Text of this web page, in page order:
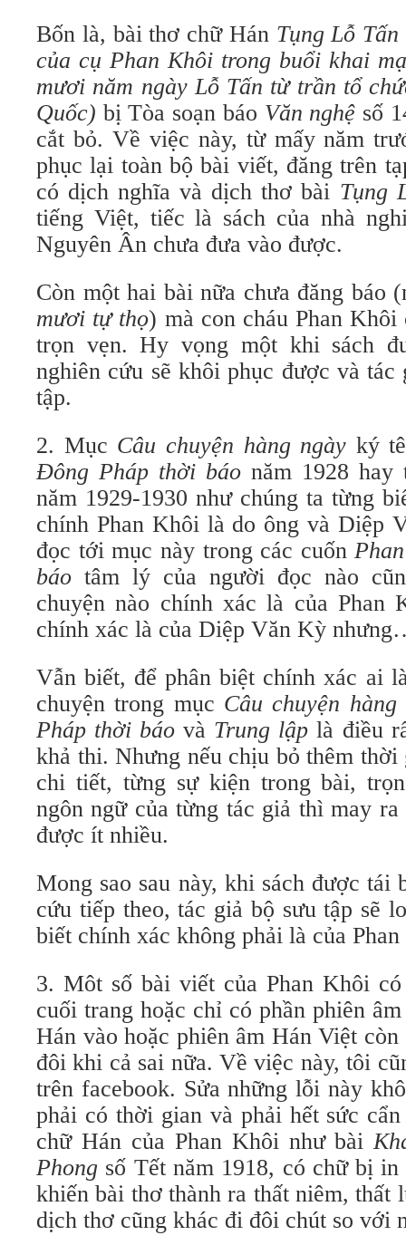
Bốn là, bài thơ chữ Hán Tụng Lỗ Tấn
của cụ Phan Khôi trong buổi khai
mươi năm ngày Lỗ Tấn từ trần tổ
Quốc) bị Tòa soạn báo Văn nghệ số
cắt bỏ. Về việc này, từ mấy năm
phục lại toàn bộ bài viết, đăng trên
có dịch nghĩa và dịch thơ bài Tụng
tiếng Việt, tiếc là sách của nhà
Nguyên Ân chưa đưa vào được.
Còn một hai bài nữa chưa đăng báo
mươi tự thọ) mà con cháu Phan
trọn vẹn. Hy vọng một khi sách
nghiên cứu sẽ khôi phục được và tác
tập.
2. Mục Câu chuyện hàng ngày ký
Đông Pháp thời báo năm 1928
năm 1929-1930 như chúng ta từng
chính Phan Khôi là do ông và Diệp
đọc tới mục này trong các cuốn
báo tâm lý của người đọc nào
chuyện nào chính xác là của Phan
chính xác là của Diệp Văn Kỳ
Vẫn biết, để phân biệt chính xác ai
chuyện trong mục Câu chuyện hàng
Pháp thời báo và Trung lập là điều
khả thi. Nhưng nếu chịu bỏ thêm
chi tiết, từng sự kiện trong bài,
ngôn ngữ của từng tác giả thì may
được ít nhiều.
Mong sao sau này, khi sách được tái
cứu tiếp theo, tác giả bộ sưu tập sẽ
biết chính xác không phải là của
3. Môt số bài viết của Phan Khôi
cuối trang hoặc chỉ có phần phiên
Hán vào hoặc phiên âm Hán Việt
đôi khi cả sai nữa. Về việc này, tôi
trên facebook. Sửa những lỗi này
phải có thời gian và phải hết sức
chữ Hán của Phan Khôi như bài
Phong số Tết năm 1918, có chữ bị
khiến bài thơ thành ra thất niêm, thất
dịch thơ cũng khác đi đôi chút so với